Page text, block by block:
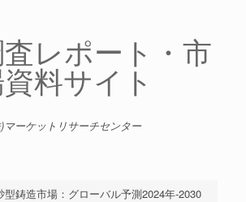
レポート・市
料サイト
マーケットリサーチセンター
型鋳造市場：グローバル予測2024年-2030